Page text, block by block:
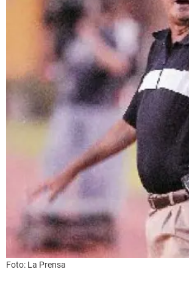
Foto: La Prensa